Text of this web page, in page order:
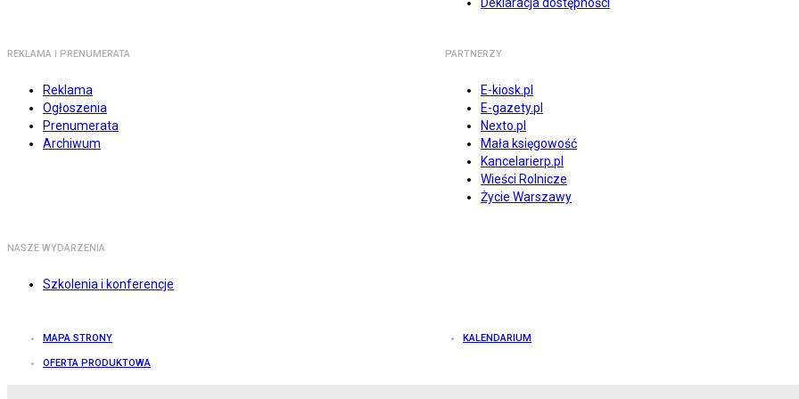
REKLAMA I PRENUMERATA
Reklama
Ogłoszenia
Prenumerata
Archiwum
PARTNERZY
E-kiosk.pl
E-gazety.pl
Nexto.pl
Mała księgowość
Kancelarierp.pl
Wieści Rolnicze
Życie Warszawy
NASZE WYDARZENIA
Szkolenia i konferencje
MAPA STRONY KALENDARIUM
OFERTA PRODUKTOWA